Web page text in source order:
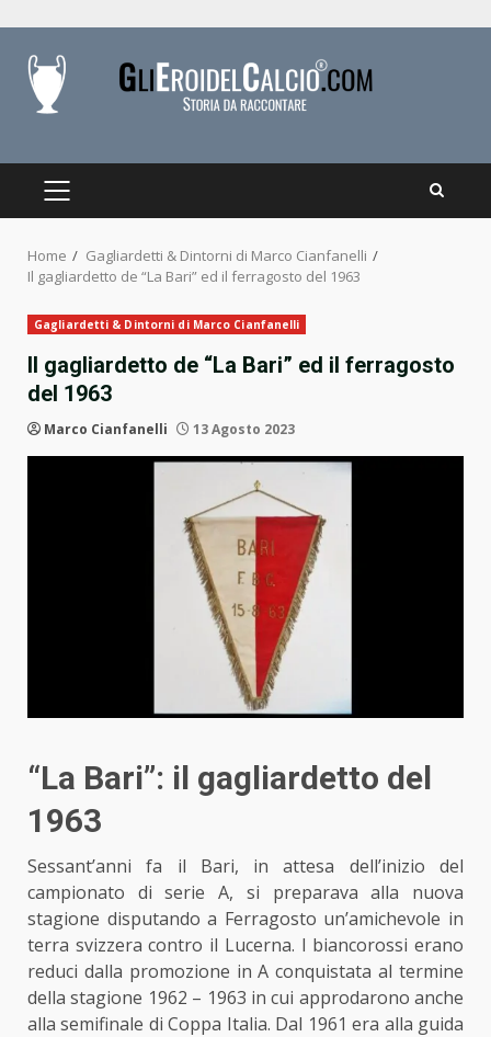
content
PRIMARY
Home
Gagliardetti & Dintorni di Marco Cianfanelli
Il gagliardetto de “La Bari” ed il ferragosto del 1963
Gagliardetti & Dintorni di Marco Cianfanelli
Il gagliardetto de “La Bari” ed il ferragosto
del 1963
Marco Cianfanelli 13 Agosto 2023
“La Bari”: il gagliardetto del
1963
Sessant’anni fa il Bari, in attesa dell’inizio del
campionato di serie A, si preparava alla nuova
stagione disputando a Ferragosto un’amichevole in
terra svizzera contro il Lucerna. I biancorossi erano
reduci dalla promozione in A conquistata al termine
della stagione 1962 – 1963 in cui approdarono anche
alla semifinale di Coppa Italia. Dal 1961 era alla guida